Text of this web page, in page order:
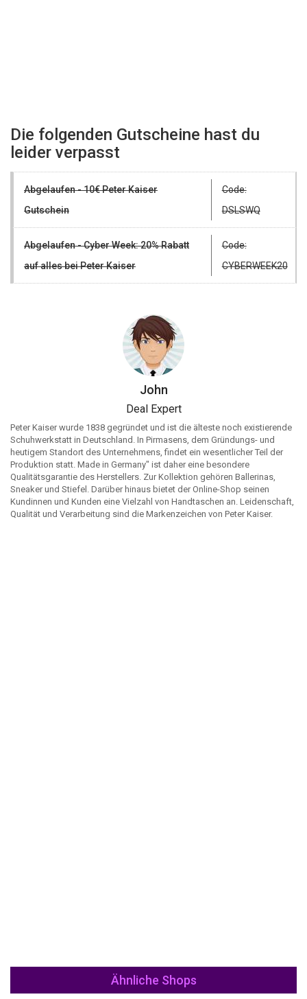
Die folgenden Gutscheine hast du
leider verpasst
Abgelaufen - 10€ Peter Kaiser
Gutschein
Code:
DSLSWQ
Abgelaufen - Cyber Week: 20% Rabatt
auf alles bei Peter Kaiser
Code:
CYBERWEEK20
John
Deal Expert
Peter Kaiser wurde 1838 gegründet und ist die älteste noch existierende
Schuhwerkstatt in Deutschland. In Pirmasens, dem Gründungs- und
heutigem Standort des Unternehmens, findet ein wesentlicher Teil der
Produktion statt. Made in Germany" ist daher eine besondere
Qualitätsgarantie des Herstellers. Zur Kollektion gehören Ballerinas,
Sneaker und Stiefel. Darüber hinaus bietet der Online-Shop seinen
Kundinnen und Kunden eine Vielzahl von Handtaschen an. Leidenschaft,
Qualität und Verarbeitung sind die Markenzeichen von Peter Kaiser.
Ähnliche Shops